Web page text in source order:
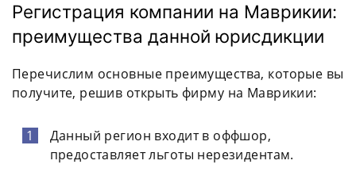
Регистрация компании на Маврикии:
преимущества данной юрисдикции
Перечислим основные преимущества, которые вы
получите, решив открыть фирму на Маврикии:
Данный регион входит в оффшор,
предоставляет льготы нерезидентам.